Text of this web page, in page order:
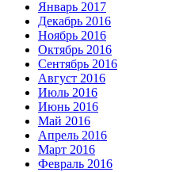
Январь 2017
Декабрь 2016
Ноябрь 2016
Октябрь 2016
Сентябрь 2016
Август 2016
Июль 2016
Июнь 2016
Май 2016
Апрель 2016
Март 2016
Февраль 2016